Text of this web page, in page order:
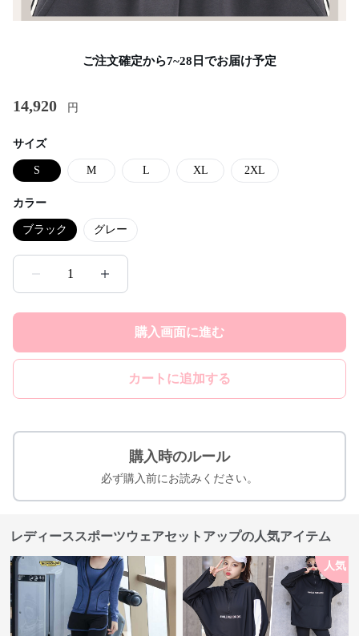
ご注文確定から7~28日でお届け予定
14,920 円
サイズ
S M L XL 2XL
カラー
ブラック グレー
1
購入画面に進む
カートに追加する
購入時のルール
必ず購入前にお読みください。
レディーススポーツウェアセットアップの人気アイテム
人気